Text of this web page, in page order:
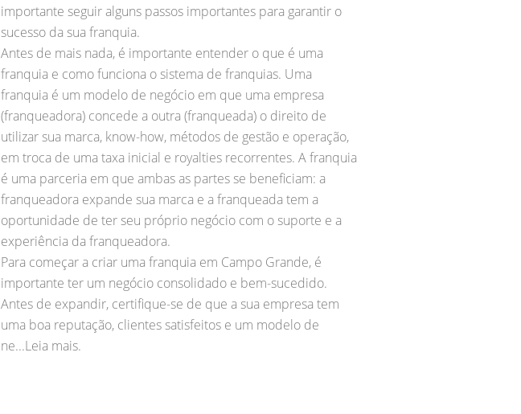
importante seguir alguns passos importantes para garantir o
sucesso da sua franquia.
Antes de mais nada, é importante entender o que é uma
franquia e como funciona o sistema de franquias. Uma
franquia é um modelo de negócio em que uma empresa
(franqueadora) concede a outra (franqueada) o direito de
utilizar sua marca, know-how, métodos de gestão e operação,
em troca de uma taxa inicial e royalties recorrentes. A franquia
é uma parceria em que ambas as partes se beneficiam: a
franqueadora expande sua marca e a franqueada tem a
oportunidade de ter seu próprio negócio com o suporte e a
experiência da franqueadora.
Para começar a criar uma franquia em Campo Grande, é
importante ter um negócio consolidado e bem-sucedido.
Antes de expandir, certifique-se de que a sua empresa tem
uma boa reputação, clientes satisfeitos e um modelo de
ne...Leia mais.